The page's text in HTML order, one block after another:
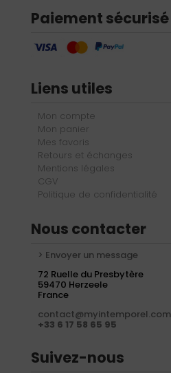
Paiement sécurisé
Liens utiles
Mon compte
Mon panier
Mes favoris
Retours et échanges
Mentions légales
CGV
Politique de confidentialité
Nous contacter
> Envoyer un message
72 Ruelle du Presbytère
59470 Herzeele
France
contact@myintemporel.com
+33 6 17 58 65 95
Suivez-nous